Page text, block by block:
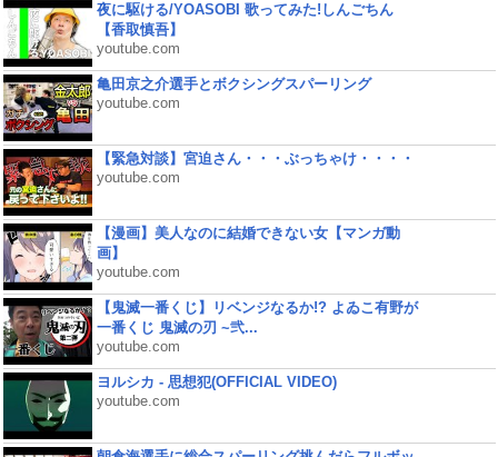
夜に駆ける/YOASOBI 歌ってみた!しんごちん
【香取慎吾】
youtube.com
亀田京之介選手とボクシングスパーリング
youtube.com
【緊急対談】宮迫さん・・・ぶっちゃけ・・・・
youtube.com
【漫画】美人なのに結婚できない女【マンガ動
画】
youtube.com
【鬼滅一番くじ】リベンジなるか!? よゐこ有野が
一番くじ 鬼滅の刃 ~弐...
youtube.com
ヨルシカ - 思想犯(OFFICIAL VIDEO)
youtube.com